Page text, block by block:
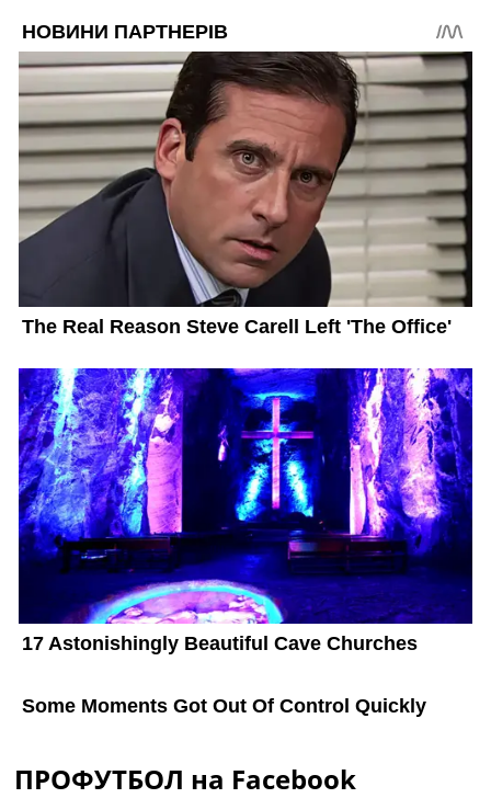
ПРОФУТБОЛ на Facebook